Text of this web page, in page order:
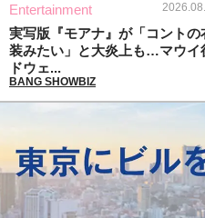
Entertainment
実写版『モアナ』が「コントの
装みたい」と大炎上も…マウイ
ドウェ...
BANG SHOWBIZ